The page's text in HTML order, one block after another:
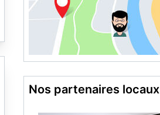
Nos partenaires locaux